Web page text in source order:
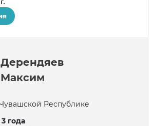
20 писем сразу. Он услышал
мужчинами, один из которых
в колонию у Сергея изъяли
что читать ее нужно
Дерендяев
Максим
Республике
3 года